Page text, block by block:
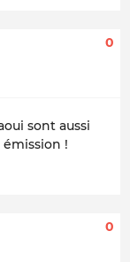
0
sont aussi
!
0